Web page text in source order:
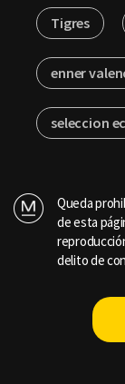
Tigres
enner
seleccion
Queda
de esta
delito de